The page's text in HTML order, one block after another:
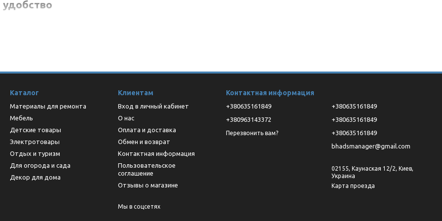
удобство
нержавеющей стали, устойчивой к высоким температурам и коррозии.
и рассчитан на длительное использование.
Каталог
Материалы для ремонта
Мебель
Детские товары
Электротовары
Отдых и туризм
Для огорода и сада
Декор для дома
Клиентам
Вход в личный кабинет
О нас
Оплата и доставка
Обмен и возврат
Контактная информация
Пользовательское
соглашение
Отзывы о магазине
Мы в соцсетях
Контактная информация
+380635161849
+380963143372
Перезвонить вам?
+380635161849
+380635161849
+380635161849
bhadsmanager@gmail.com
02155, Каунаская 12/2, Киев,
Украина
Карта проезда